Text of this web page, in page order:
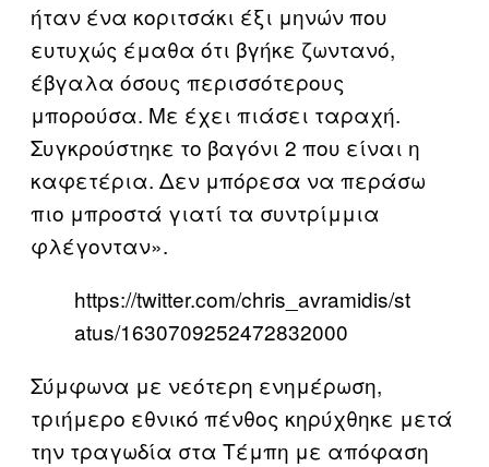
ήταν ένα κοριτσάκι έξι μηνών που
ευτυχώς έμαθα ότι βγήκε ζωντανό,
έβγαλα όσους περισσότερους
μπορούσα. Με έχει πιάσει ταραχή.
Συγκρούστηκε το βαγόνι 2 που είναι η
καφετέρια. Δεν μπόρεσα να περάσω
πιο μπροστά γιατί τα συντρίμμια
φλέγονταν».
https://twitter.com/chris_avramidis/st
atus/1630709252472832000
Σύμφωνα με νεότερη ενημέρωση,
τριήμερο εθνικό πένθος κηρύχθηκε μετά
την τραγωδία στα Τέμπη με απόφαση